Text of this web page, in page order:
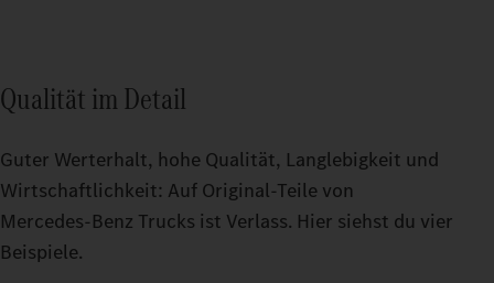
Qualität im Detail
Guter Werterhalt, hohe Qualität, Langlebigkeit und
Wirtschaftlichkeit: Auf Original‑Teile von
Mercedes‑Benz Trucks ist Verlass. Hier siehst du vier
Beispiele.